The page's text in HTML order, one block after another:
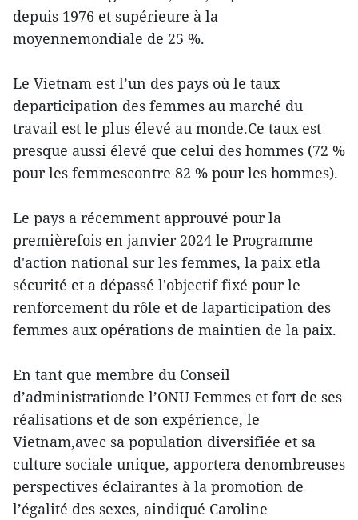
depuis 1976 et supérieure à la
moyennemondiale de 25 %.
Le Vietnam est l’un des pays où le taux
departicipation des femmes au marché du
travail est le plus élevé au monde.Ce taux est
presque aussi élevé que celui des hommes (72 %
pour les femmescontre 82 % pour les hommes).
Le pays a récemment approuvé pour la
premièrefois en janvier 2024 le Programme
d'action national sur les femmes, la paix etla
sécurité et a dépassé l'objectif fixé pour le
renforcement du rôle et de laparticipation des
femmes aux opérations de maintien de la paix.
En tant que membre du Conseil
d’administrationde l’ONU Femmes et fort de ses
réalisations et de son expérience, le
Vietnam,avec sa population diversifiée et sa
culture sociale unique, apportera denombreuses
perspectives éclairantes à la promotion de
l’égalité des sexes, aindiqué Caroline